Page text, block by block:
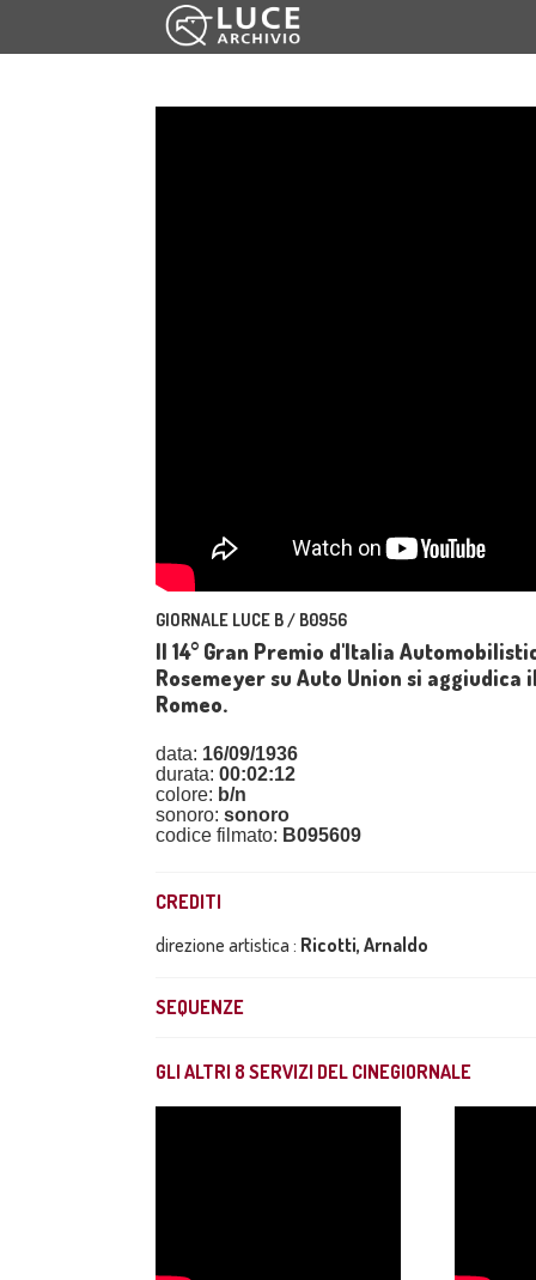
GIORNALE LUCE B / B0956
Il 14° Gran Premio d'Italia
Rosemeyer su Auto Union si
Romeo.
data: 16/09/1936
durata: 00:02:12
colore: b/n
sonoro: sonoro
codice filmato: B095609
CREDITI
direzione artistica : Ricotti, Arnaldo
SEQUENZE
GLI ALTRI 8 SERVIZI DEL CINEGIORNALE